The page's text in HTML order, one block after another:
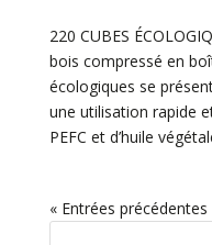
220 CUBES
bois compressé en
écologiques se
une utilisation rapide
PEFC et d’huile
« Entrées précédentes